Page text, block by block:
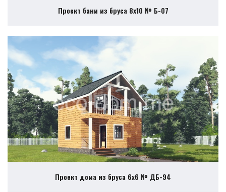
Проект бани из бруса 8х10 № Б-07
Проект дома из бруса 6х6 № ДБ-94